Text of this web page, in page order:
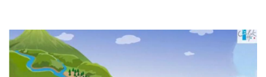
Illustration